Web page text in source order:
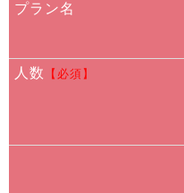
プラン名
人数 【必須】